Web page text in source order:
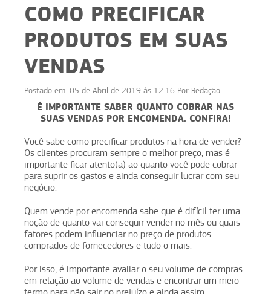
COMO PRECIFICAR
PRODUTOS EM SUAS
VENDAS
Postado em: 05 de Abril de 2019 às 12:16 Por Redação
É IMPORTANTE SABER QUANTO COBRAR NAS
SUAS VENDAS POR ENCOMENDA. CONFIRA!
Você sabe como precificar produtos na hora de vender?
Os clientes procuram sempre o melhor preço, mas é
importante ficar atento(a) ao quanto você pode cobrar
para suprir os gastos e ainda conseguir lucrar com seu
negócio.
Quem vende por encomenda sabe que é difícil ter uma
noção de quanto vai conseguir vender no mês ou quais
fatores podem influenciar no preço de produtos
comprados de fornecedores e tudo o mais.
Por isso, é importante avaliar o seu volume de compras
em relação ao volume de vendas e encontrar um meio